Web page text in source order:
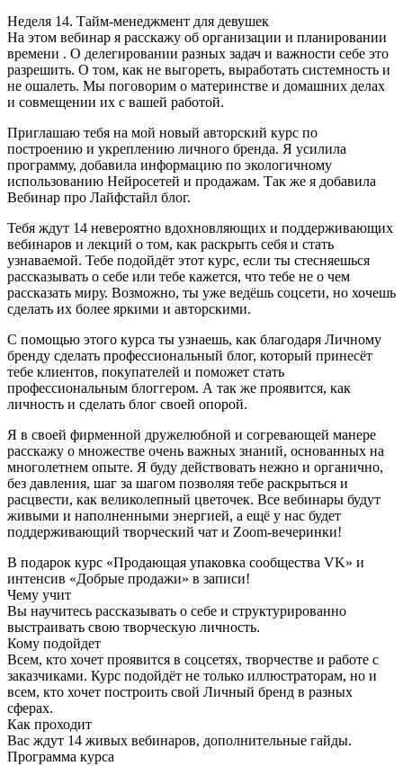
Неделя 14. Тайм-менеджмент для девушек
На этом вебинар я расскажу об организации и планировании
времени . О делегировании разных задач и важности себе это
разрешить. О том, как не выгореть, выработать системность и
не ошалеть. Мы поговорим о материнстве и домашних делах
и совмещении их с вашей работой.
Приглашаю тебя на мой новый авторский курс по
построению и укреплению личного бренда. Я усилила
программу, добавила информацию по экологичному
использованию Нейросетей и продажам. Так же я добавила
Вебинар про Лайфстайл блог.
Тебя ждут 14 невероятно вдохновляющих и поддерживающих
вебинаров и лекций о том, как раскрыть себя и стать
узнаваемой. Тебе подойдёт этот курс, если ты стесняешься
рассказывать о себе или тебе кажется, что тебе не о чем
рассказать миру. Возможно, ты уже ведёшь соцсети, но хочешь
сделать их более яркими и авторскими.
С помощью этого курса ты узнаешь, как благодаря Личному
бренду сделать профессиональный блог, который принесёт
тебе клиентов, покупателей и поможет стать
профессиональным блоггером. А так же проявится, как
личность и сделать блог своей опорой.
Я в своей фирменной дружелюбной и согревающей манере
расскажу о множестве очень важных знаний, основанных на
многолетнем опыте. Я буду действовать нежно и органично,
без давления, шаг за шагом позволяя тебе раскрыться и
расцвести, как великолепный цветочек. Все вебинары будут
живыми и наполненными энергией, а ещё у нас будет
поддерживающий творческий чат и Zoom-вечеринки!
В подарок курс «Продающая упаковка сообщества VK» и
интенсив «Добрые продажи» в записи!
Чему учит
Вы научитесь рассказывать о себе и структурированно
выстраивать свою творческую личность.
Кому подойдет
Всем, кто хочет проявится в соцсетях, творчестве и работе с
заказчиками. Курс подойдёт не только иллюстраторам, но и
всем, кто хочет построить свой Личный бренд в разных
сферах.
Как проходит
Вас ждут 14 живых вебинаров, дополнительные гайды.
Программа курса